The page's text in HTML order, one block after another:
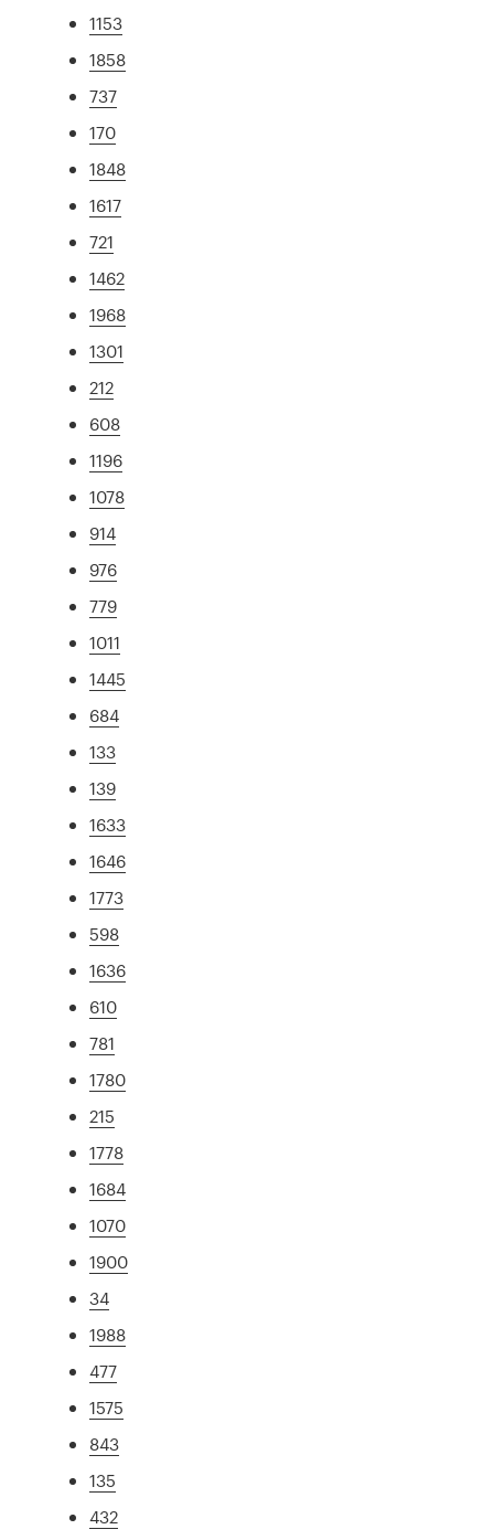
1153
1858
737
170
1848
1617
721
1462
1968
1301
212
608
1196
1078
914
976
779
1011
1445
684
133
139
1633
1646
1773
598
1636
610
781
1780
215
1778
1684
1070
1900
34
1988
477
1575
843
135
432